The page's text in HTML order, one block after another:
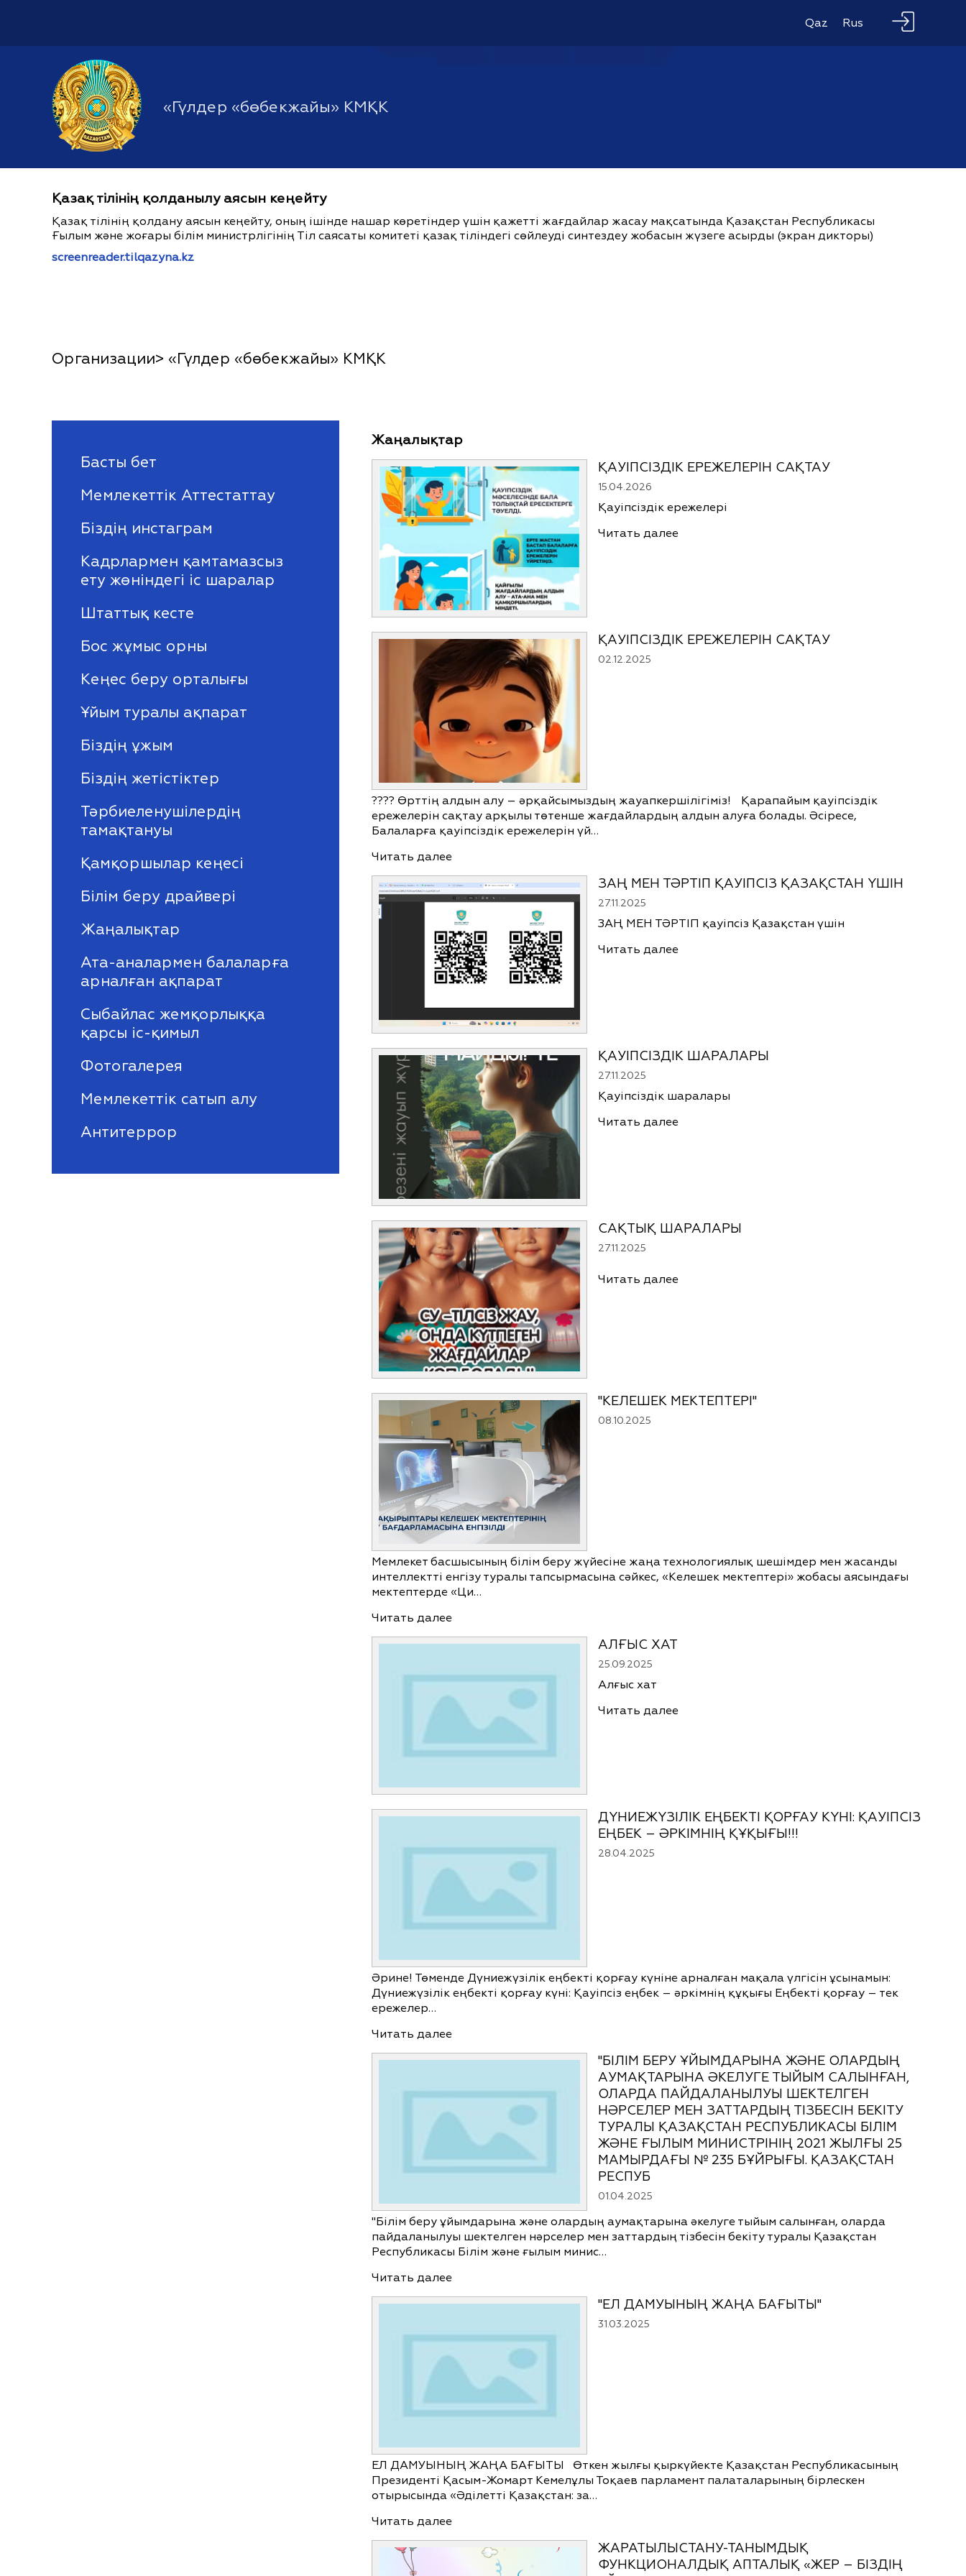
Qaz Rus
«Гүлдер «бөбекжайы» КМҚК
Қазақ тілінің қолданылу аясын кеңейту
Қазақ тілінің қолдану аясын кеңейту, оның ішінде нашар көретіндер үшін қажетті жағдайлар жасау мақсатында Қазақстан Республикасы
Ғылым және жоғары білім министрлігінің Тіл саясаты комитеті қазақ тіліндегі сөйлеуді синтездеу жобасын жүзеге асырды (экран дикторы)
screenreader.tilqazyna.kz
Организации> «Гүлдер «бөбекжайы» КМҚК
Басты бет
Мемлекеттік Аттестаттау
Біздің инстаграм
Кадрлармен қамтамазсыз
ету жөніндегі іс шаралар
Штаттық кесте
Бос жұмыс орны
Кеңес беру орталығы
Ұйым туралы ақпарат
Біздің ұжым
Біздің жетістіктер
Тәрбиеленушілердің
тамақтануы
Қамқоршылар кеңесі
Білім беру драйвері
Жаңалықтар
Ата-аналармен балаларға
арналған ақпарат
Сыбайлас жемқорлыққа
қарсы іс-қимыл
Фотогалерея
Мемлекеттік сатып алу
Антитеррор
Жаңалықтар
ҚАУІПСІЗДІК ЕРЕЖЕЛЕРІН САҚТАУ
15.04.2026
Қауіпсіздік ережелері
Читать далее
ҚАУІПСІЗДІК ЕРЕЖЕЛЕРІН САҚТАУ
02.12.2025
???? Өрттің алдын алу – әрқайсымыздың жауапкершілігіміз! Қарапайым қауіпсіздік
ережелерін сақтау арқылы төтенше жағдайлардың алдын алуға болады. Әсіресе,
Балаларға қауіпсіздік ережелерін үй…
Читать далее
ЗАҢ МЕН ТӘРТІП ҚАУІПСІЗ ҚАЗАҚСТАН ҮШІН
27.11.2025
ЗАҢ МЕН ТӘРТІП қауіпсіз Қазақстан үшін
Читать далее
ҚАУІПСІЗДІК ШАРАЛАРЫ
27.11.2025
Қауіпсіздік шаралары
Читать далее
САҚТЫҚ ШАРАЛАРЫ
27.11.2025
Читать далее
"КЕЛЕШЕК МЕКТЕПТЕРІ"
08.10.2025
Мемлекет басшысының білім беру жүйесіне жаңа технологиялық шешімдер мен жасанды
интеллектті енгізу туралы тапсырмасына сәйкес, «Келешек мектептері» жобасы аясындағы
мектептерде «Ци…
Читать далее
АЛҒЫС ХАТ
25.09.2025
Алғыс хат
Читать далее
ДҮНИЕЖҮЗІЛІК ЕҢБЕКТІ ҚОРҒАУ КҮНІ: ҚАУІПСІЗ
ЕҢБЕК – ӘРКІМНІҢ ҚҰҚЫҒЫ!!!
28.04.2025
Әрине! Төменде Дүниежүзілік еңбекті қорғау күніне арналған мақала үлгісін ұсынамын:
Дүниежүзілік еңбекті қорғау күні: Қауіпсіз еңбек – әркімнің құқығы Еңбекті қорғау – тек
ережелер…
Читать далее
"БІЛІМ БЕРУ ҰЙЫМДАРЫНА ЖӘНЕ ОЛАРДЫҢ
АУМАҚТАРЫНА ӘКЕЛУГЕ ТЫЙЫМ САЛЫНҒАН,
ОЛАРДА ПАЙДАЛАНЫЛУЫ ШЕКТЕЛГЕН
НӘРСЕЛЕР МЕН ЗАТТАРДЫҢ ТІЗБЕСІН БЕКІТУ
ТУРАЛЫ ҚАЗАҚСТАН РЕСПУБЛИКАСЫ БІЛІМ
ЖӘНЕ ҒЫЛЫМ МИНИСТРІНІҢ 2021 ЖЫЛҒЫ 25
МАМЫРДАҒЫ № 235 БҰЙРЫҒЫ. ҚАЗАҚСТАН
РЕСПУБ
01.04.2025
"Білім беру ұйымдарына және олардың аумақтарына әкелуге тыйым салынған, оларда
пайдаланылуы шектелген нәрселер мен заттардың тізбесін бекіту туралы Қазақстан
Республикасы Білім және ғылым минис…
Читать далее
"ЕЛ ДАМУЫНЫҢ ЖАҢА БАҒЫТЫ"
31.03.2025
ЕЛ ДАМУЫНЫҢ ЖАҢА БАҒЫТЫ Өткен жылғы қыркүйекте Қазақстан Республикасының
Президенті Қасым-Жомарт Кемелұлы Тоқаев парламент палаталарының бірлескен
отырысында «Әділетті Қазақстан: за…
Читать далее
ЖАРАТЫЛЫСТАНУ-ТАНЫМДЫҚ
ФУНКЦИОНАЛДЫҚ АПТАЛЫҚ «ЖЕР – БІЗДІҢ